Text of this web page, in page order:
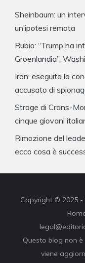
Sheinbaum: un
un’ipotesi remota
Rubio: “Trump ha
Groenlandia”,
Iran: eseguita la
accusato di
Strage di Crans-
cinque giovani
Rimozione del
ecco cosa è
Copyright © 2025 -
Questo blog non
viene